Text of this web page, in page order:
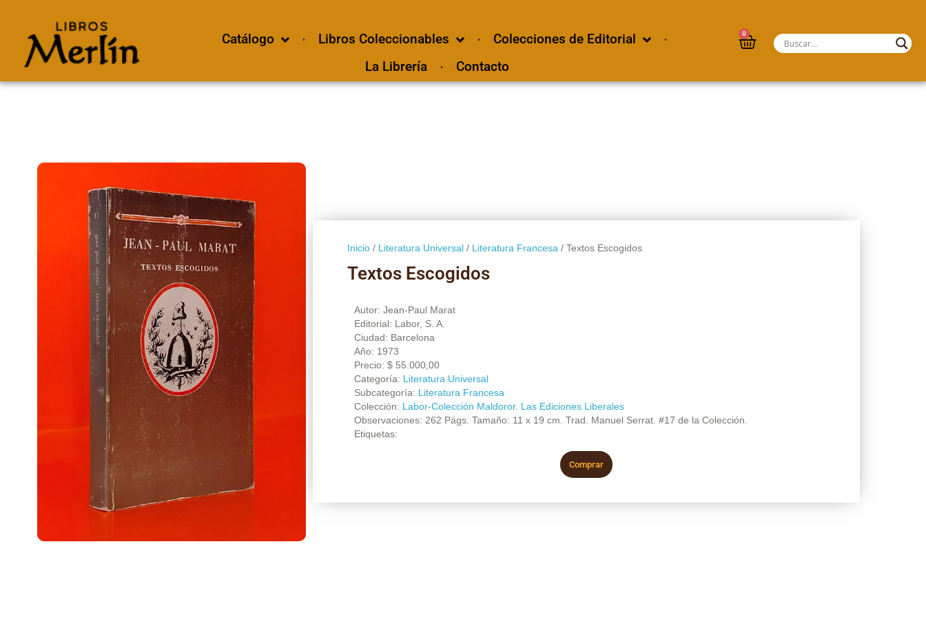
Catálogo Libros Coleccionables
Colecciones de Editorial
La Librería
Contacto
0
Inicio/ Literatura Universal/ Literatura Francesa / Textos Escogidos
Textos Escogidos
Autor: Jean-Paul Marat
Editorial: Labor, S. A.
Ciudad: Barcelona
Año: 1973
Precio: $55.000,00
Categoría: Literatura Universal
Subcategoría: Literatura Francesa
Colección: Labor-Colección Maldoror. Las Ediciones Liberales
Observaciones: 262 Págs. Tamaño: 11 x 19 cm. Trad. Manuel Serrat. #17 de la Colección.
Etiquetas:
Comprar